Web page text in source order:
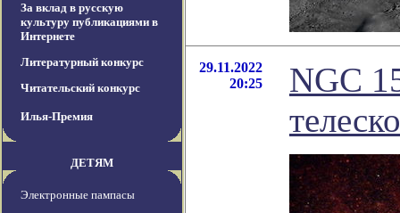
За вклад в русскую
культуру публикациями в
Интернете
Литературный конкурс
Читательский конкурс
Илья-Премия
ДЕТЯМ
Электронные пампасы
29.11.2022
20:25
NGC